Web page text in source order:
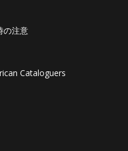
の注意
Cataloguers